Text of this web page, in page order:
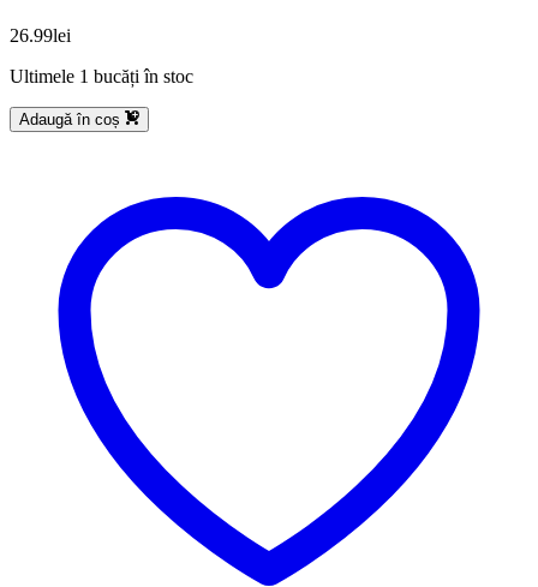
26.99lei
Ultimele 1 bucăți în stoc
Adaugă în coș